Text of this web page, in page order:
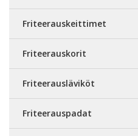
Friteerauskeittimet
Friteerauskorit
Friteerausläviköt
Friteerauspadat